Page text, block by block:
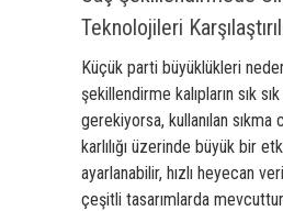
Teknolojileri
Küçük parti büyüklükleri
şekillendirme kalıpların sık
gerekiyorsa, kullanılan sıkma
karlılığı üzerinde büyük bir
ayarlanabilir, hızlı heyecan
çeşitli tasarımlarda